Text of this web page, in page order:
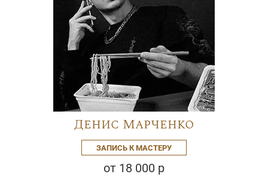
Денис Марченко
ЗАПИСЬ К МАСТЕРУ
от 18 000 р